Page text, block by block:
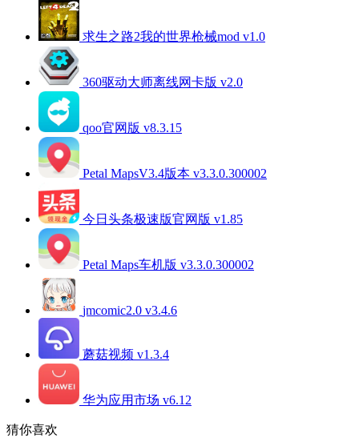
求生之路2我的世界枪械mod v1.0
360驱动大师离线网卡版 v2.0
qoo官网版 v8.3.15
Petal MapsV3.4版本 v3.3.0.300002
今日头条极速版官网版 v1.85
Petal Maps车机版 v3.3.0.300002
jmcomic2.0 v3.4.6
蘑菇视频 v1.3.4
华为应用市场 v6.12
猜你喜欢